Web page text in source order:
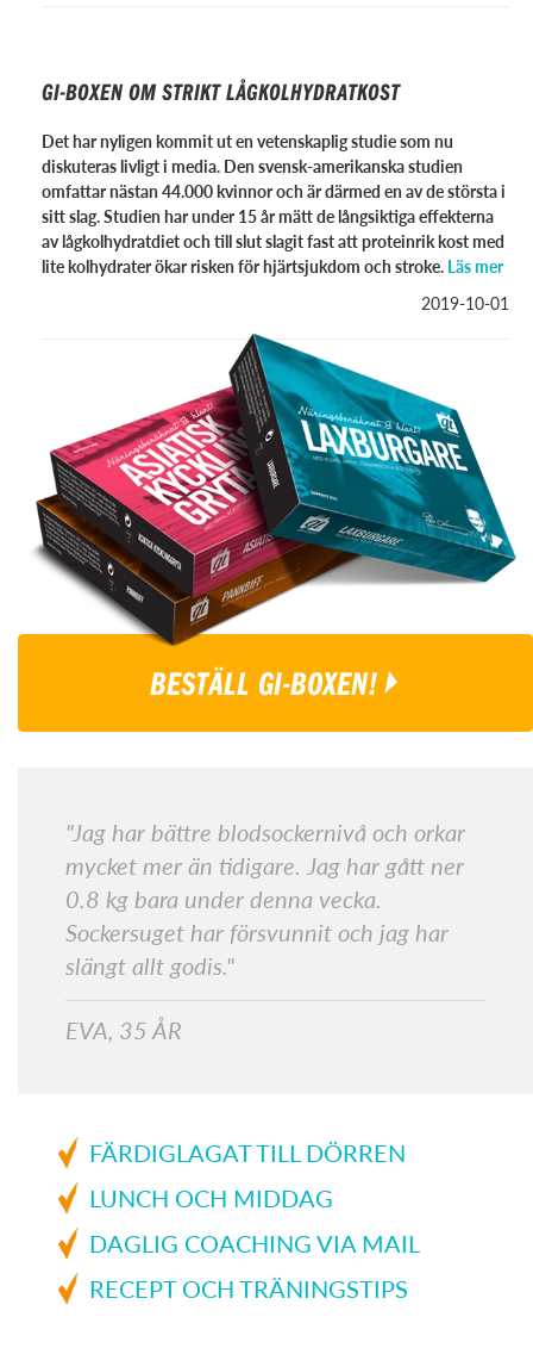
GI-BOXEN OM STRIKT LÅGKOLHYDRATKOST
Det har nyligen kommit ut en vetenskaplig studie som nu
diskuteras livligt i media. Den svensk-amerikanska studien
omfattar nästan 44.000 kvinnor och är därmed en av de största i
sitt slag. Studien har under 15 år mätt de långsiktiga effekterna
av lågkolhydratdiet och till slut slagit fast att proteinrik kost med
lite kolhydrater ökar risken för hjärtsjukdom och stroke. Läs mer
2019-10-01
BESTÄLL GI-BOXEN!
"Jag har bättre blodsockernivå och orkar
mycket mer än tidigare. Jag har gått ner
0.8 kg bara under denna vecka.
Sockersuget har försvunnit och jag har
slängt allt godis."
EVA, 35 ÅR
FÄRDIGLAGAT TILL DÖRREN
LUNCH OCH MIDDAG
DAGLIG COACHING VIA MAIL
RECEPT OCH TRÄNINGSTIPS